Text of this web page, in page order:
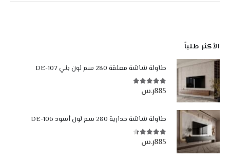
الأكثر طلباً
طاولة شاشة معلقة 280 سم لون بني DE-107
4.84من أصل 5 885ر.س
طاولة شاشة جدارية 280 سم لون أسود DE-106
4.35 من أصل 5 885ر.س